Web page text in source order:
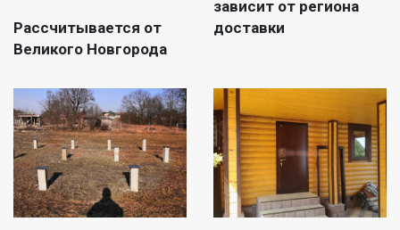
Рассчитывается от
Великого Новгорода
зависит от региона
доставки